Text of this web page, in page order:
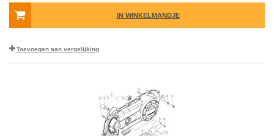
IN WINKELMANDJE
Toevoegen aan vergelijking